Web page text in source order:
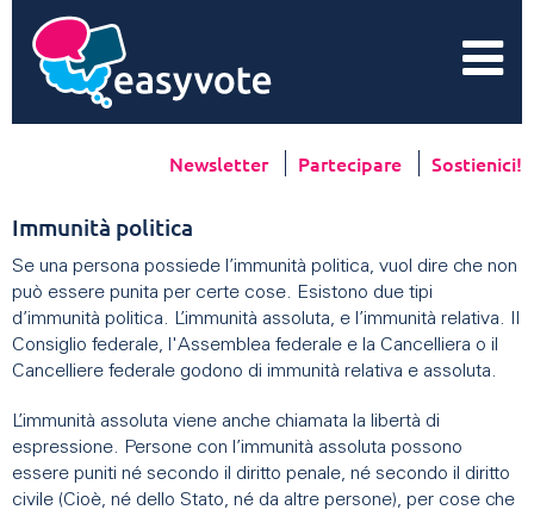
Newsletter Partecipare Sostienici!
Immunità politica
Se una persona possiede l’immunità politica, vuol dire che non
può essere punita per certe cose. Esistono due tipi
d’immunità politica. L’immunità assoluta, e l’immunità relativa. Il
Consiglio federale, l'Assemblea federale e la Cancelliera o il
Cancelliere federale godono di immunità relativa e assoluta.
L’immunità assoluta viene anche chiamata la libertà di
espressione. Persone con l’immunità assoluta possono
essere puniti né secondo il diritto penale, né secondo il diritto
civile (Cioè, né dello Stato, né da altre persone), per cose che